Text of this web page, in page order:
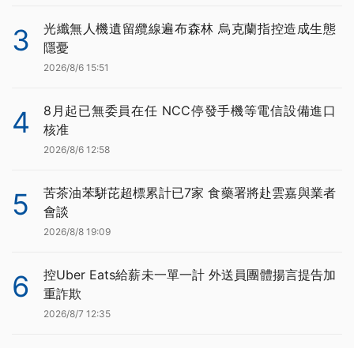
3
光纖無人機遺留纜線遍布森林 烏克蘭指控造成生態
隱憂
2026/8/6 15:51
4
8月起已無委員在任 NCC停發手機等電信設備進口
核准
2026/8/6 12:58
5
苦茶油苯駢芘超標累計已7家 食藥署將赴雲嘉與業者
會談
2026/8/8 19:09
6
控Uber Eats給薪未一單一計 外送員團體揚言提告加
重詐欺
2026/8/7 12:35